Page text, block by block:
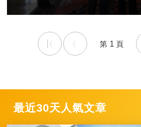
1
最近30天人氣文章